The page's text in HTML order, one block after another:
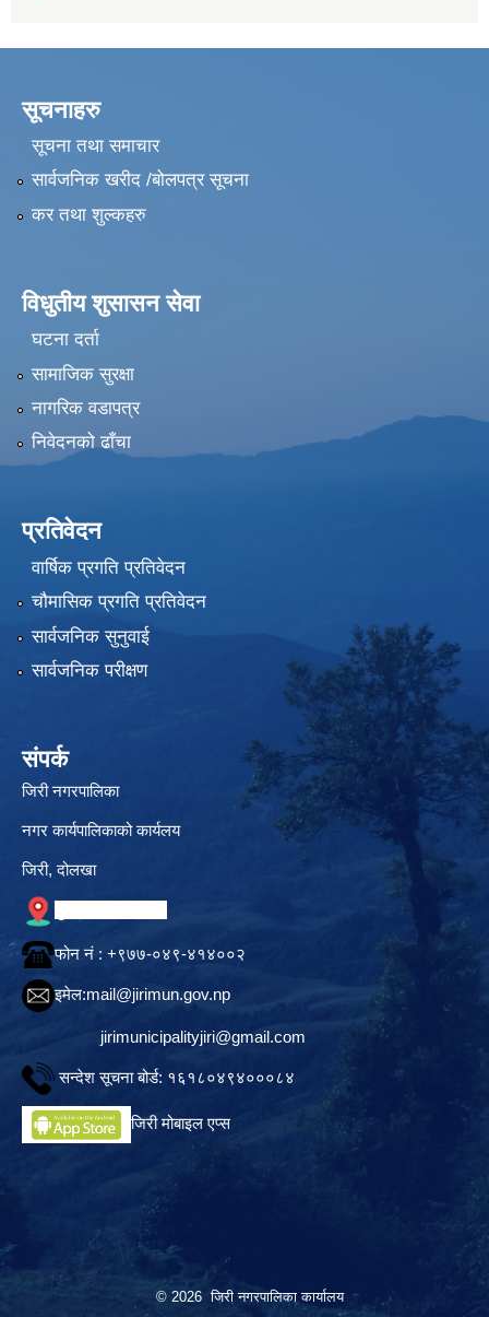
सूचनाहरु
सूचना तथा समाचार
सार्वजनिक खरीद /बोलपत्र सूचना
कर तथा शुल्कहरु
विधुतीय शुसासन सेवा
घटना दर्ता
सामाजिक सुरक्षा
नागरिक वडापत्र
निवेदनको ढाँचा
प्रतिवेदन
वार्षिक प्रगति प्रतिवेदन
चौमासिक प्रगति प्रतिवेदन
सार्वजनिक सुनुवाई
सार्वजनिक परीक्षण
संपर्क
जिरी नगरपालिका
नगर कार्यपालिकाको कार्यलय
जिरी, दोलखा
फोन नं‍ : +९७७-०४९-४१४००२
इमेल:mail@jirimun.gov.np
jirimunicipalityjiri@gmail.com
सन्देश सूचना बोर्ड: १६१८०४९४०००८४
जिरी मोबाइल एप्स
© 2026 जिरी नगरपालिका कार्यालय